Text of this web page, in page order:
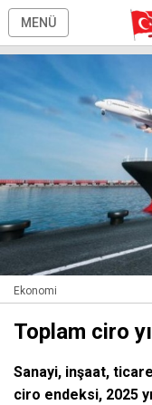
MENÜ
Ekonomi
Toplam ciro
Sanayi, inşaat,
ciro endeksi, 2025